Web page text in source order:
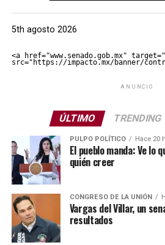
5th agosto 2026
<a href="www.senado.gob.mx"
src="https://impacto.mx/banner/
ANUNCIO
ÚLTIMO TRENDING
PULPO POLÍTICO Hace 20
El pueblo manda: Ve lo
quién creer
CONGRESO DE LA UNIÓN
Vargas del Villar, un
resultados